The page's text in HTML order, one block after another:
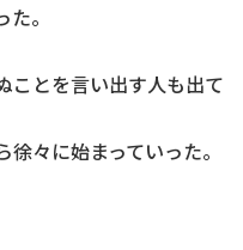
。
ことを言い出す人も出て
々に始まっていった。